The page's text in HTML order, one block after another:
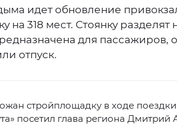
идет обновление
на 318 мест. Стоянку разделят
для пассажиров,
отпуск.
стройплощадку в ходе
посетил глава региона Дмитрий